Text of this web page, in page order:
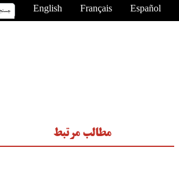
English Français Español
مطالب مرتبط